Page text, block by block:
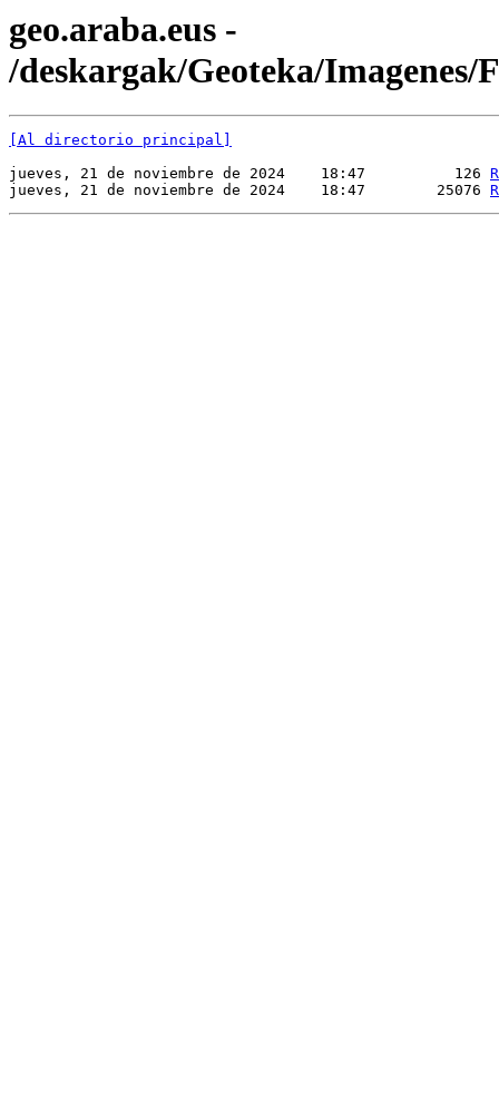
geo.araba.eus -
/deskargak/Geoteka/Imagenes/
[Al directorio principal]
jueves, 21 de noviembre de 2024    18:47          126
jueves, 21 de noviembre de 2024    18:47        25076